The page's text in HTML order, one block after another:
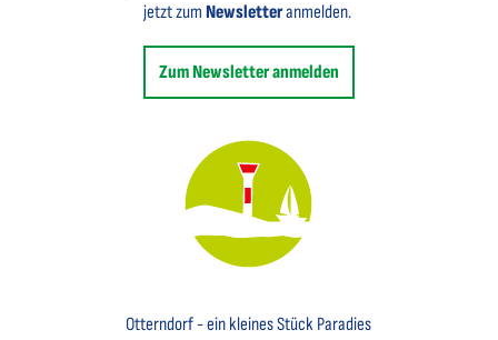
jetzt zum Newsletteranmelden.
Zum Newsletter anmelden
Otterndorf - ein kleines Stück Paradies